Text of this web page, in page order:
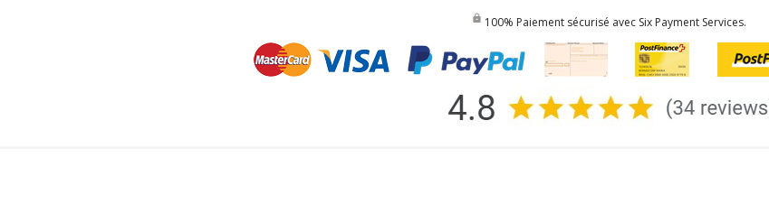
100% Paiement sécurisé avec Six Payment Services.